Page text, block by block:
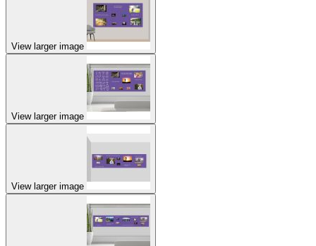
View larger image
View larger image
View larger image